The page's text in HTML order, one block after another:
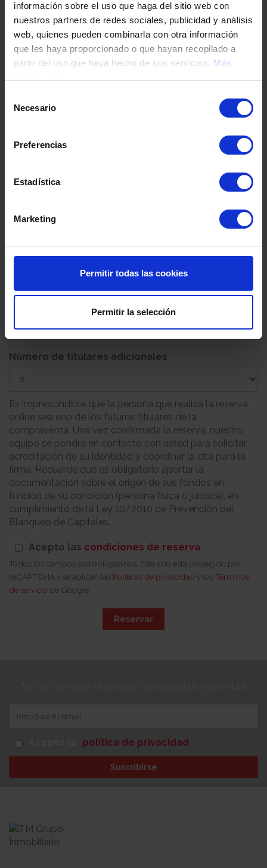
información sobre el uso que haga del sitio web con
nuestros partners de redes sociales, publicidad y análisis
web, quienes pueden combinarla con otra información
que les haya proporcionado o que hayan recopilado a
partir del uso que haya hecho de sus servicios. Más
Necesario
Preferencias
Estadística
Marketing
Permitir todas las cookies
Permitir la selección
DNI / Pasaporte / NIE
Población
Número de titulares adicionales
Es imprescindible que la persona que realiza la reserva
online sea uno de los futuros titulares de la
compraventa. Una vez confirmada la reserva, nuestro
equipo se pondrá en contacto con usted para solicitar
acreditación de su identidad y coordinar la cita para la
firma. Recuerde que es obligatorio aportar la
documentación sobre el origen de sus fondos en
función de su condición (persona física o jurídica), en
cumplimiento de la Ley 10/2010 de Prevención del
Blanqueo de Capitales.
Acepto las condiciones de reserva
Todos los campos son obligatorios. Este sitio está protegido por
reCAPTCHA y se aplican las Políticas de privacidad y los Términos
de servicio de Google
Reservar
política de privacidad
Suscribirse